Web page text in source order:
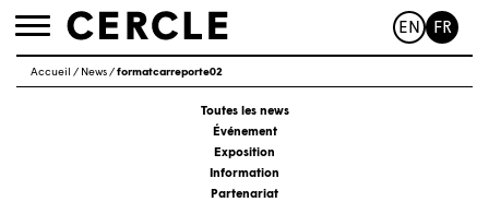
Toggle
EN FR
Accueil / News/formatcarreporte02
Toutes les news
Événement
Exposition
Information
Partenariat